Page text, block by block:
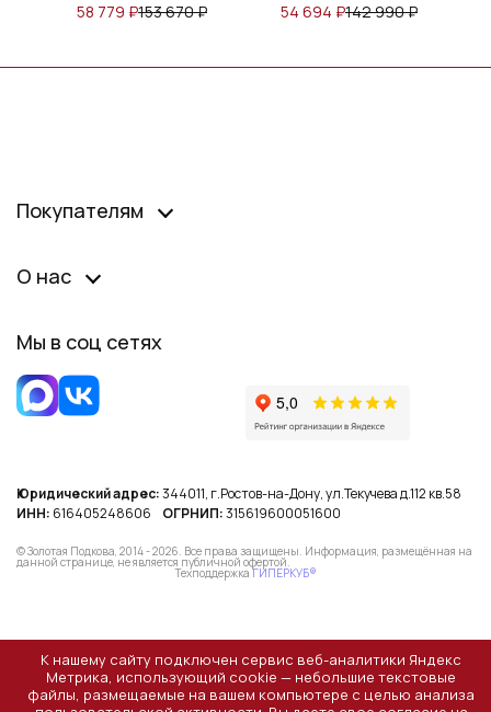
58 779 ₽153 670₽
54 694 ₽142 990₽
Покупателям
О нас
Мы в соц сетях
Юридический адрес:344011, г.Ростов-на-Дону, ул.Текучева д.112 кв.58
ИНН: 616405248606 ОГРНИП:315619600051600
© Золотая Подкова, 2014 - 2026. Все права защищены. Информация, размещённая на
данной странице, не является публичной офертой.
ТехподдержкаГИПЕРКУБ®
К нашему сайту подключен сервис веб-аналитики Яндекс
Метрика, использующий cookie — небольшие текстовые
файлы, размещаемые на вашем компьютере с целью анализа